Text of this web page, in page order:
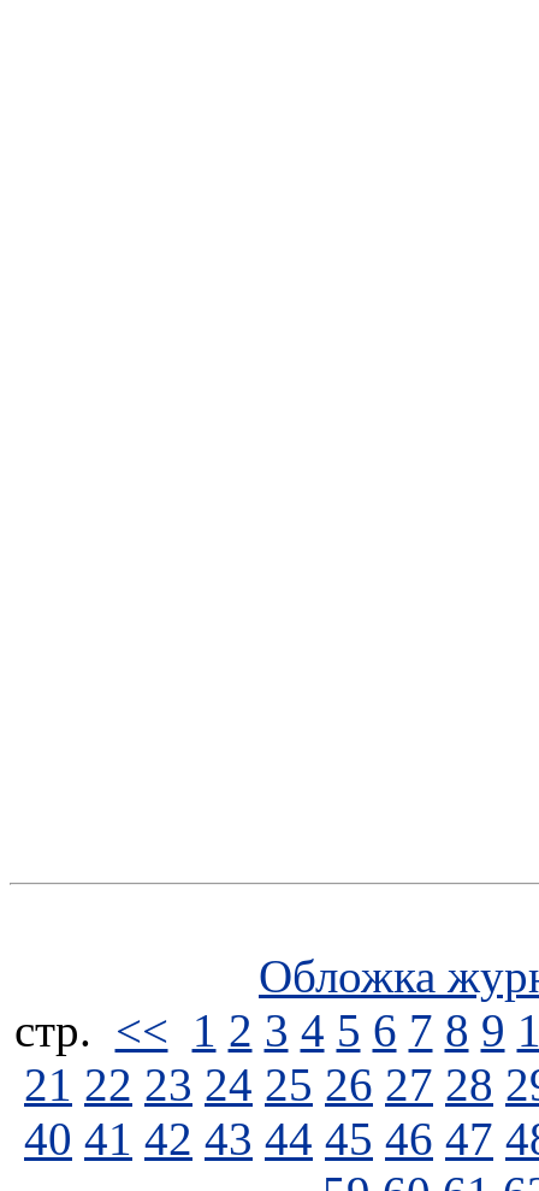
Обложка
стp. << 1 2 3 4 5 6 7 8 9
21 22 23 24 25 26 27 28
40 41 42 43 44 45 46 47